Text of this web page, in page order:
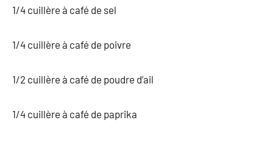
1/4 cuillère à café de sel
1/4 cuillère à café de poivre
1/2 cuillère à café de poudre d’ail
1/4 cuillère à café de paprika